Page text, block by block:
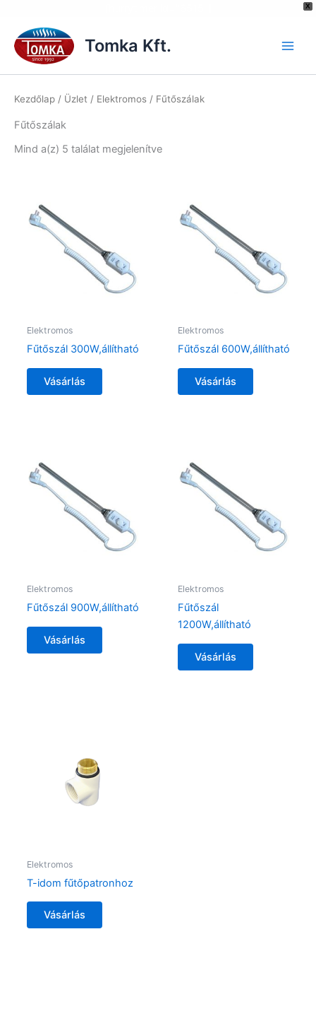
X
content
Tomka Kft.
Kezdőlap / Üzlet / Elektromos / Fűtőszálak
Fűtőszálak
Mind a(z) 5 találat megjelenítve
Elektromos
Fűtőszál 300W,állítható
Vásárlás
Elektromos
Fűtőszál 600W,állítható
Vásárlás
Elektromos
Fűtőszál 900W,állítható
Vásárlás
Elektromos
Fűtőszál
1200W,állítható
Vásárlás
Elektromos
T-idom fűtőpatronhoz
Vásárlás